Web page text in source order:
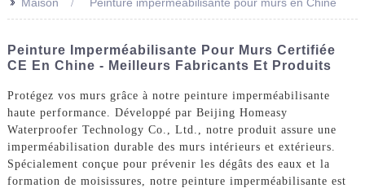
Peinture Imperméabilisante Pour Murs Certifiée
CE En Chine - Meilleurs Fabricants Et Produits
Protégez vos murs grâce à notre peinture imperméabilisante
haute performance. Développé par Beijing Homeasy
Waterproofer Technology Co., Ltd., notre produit assure une
imperméabilisation durable des murs intérieurs et extérieurs.
Spécialement conçue pour prévenir les dégâts des eaux et la
formation de moisissures, notre peinture imperméabilisante est